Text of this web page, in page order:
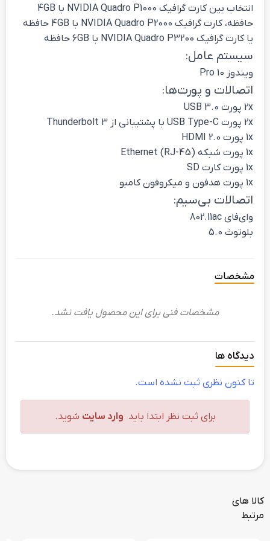
انتخاب بین کارت گرافیک NVIDIA Quadro P1000 با 4GB
حافظه، کارت گرافیک NVIDIA Quadro P2000 با 4GB حافظه
یا کارت گرافیک NVIDIA Quadro P3200 با 6GB حافظه
سیستم عامل:
ویندوز 10 Pro
اتصالات و پورت‌ها:
2x پورت USB 3.0
2x پورت USB Type-C با پشتیبانی از Thunderbolt 3
1x پورت HDMI 2.0
1x پورت شبکه Ethernet (RJ-45)
1x پورت کارت SD
1x پورت هدفون و میکروفون کامبو
اتصالات بی‌سیم:
وای‌فای 802.11ac
بلوتوث 5.0
مشخصات
مشخصات فنی برای این محصول یافت نشد.
دیدگاه ها
تا کنون نظری ثبت نشده است.
برای ثبت نظر ابتدا باید وارد سایت شوید.
کالا های
مرتبط